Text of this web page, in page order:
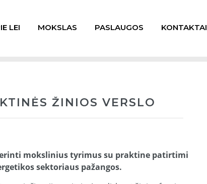
LEI MOKSLAS PASLAUGOS KONTAKTAI
ŽINIOS VERSLO
mokslinius tyrimus su praktine patirtimi
sektoriaus pažangos.